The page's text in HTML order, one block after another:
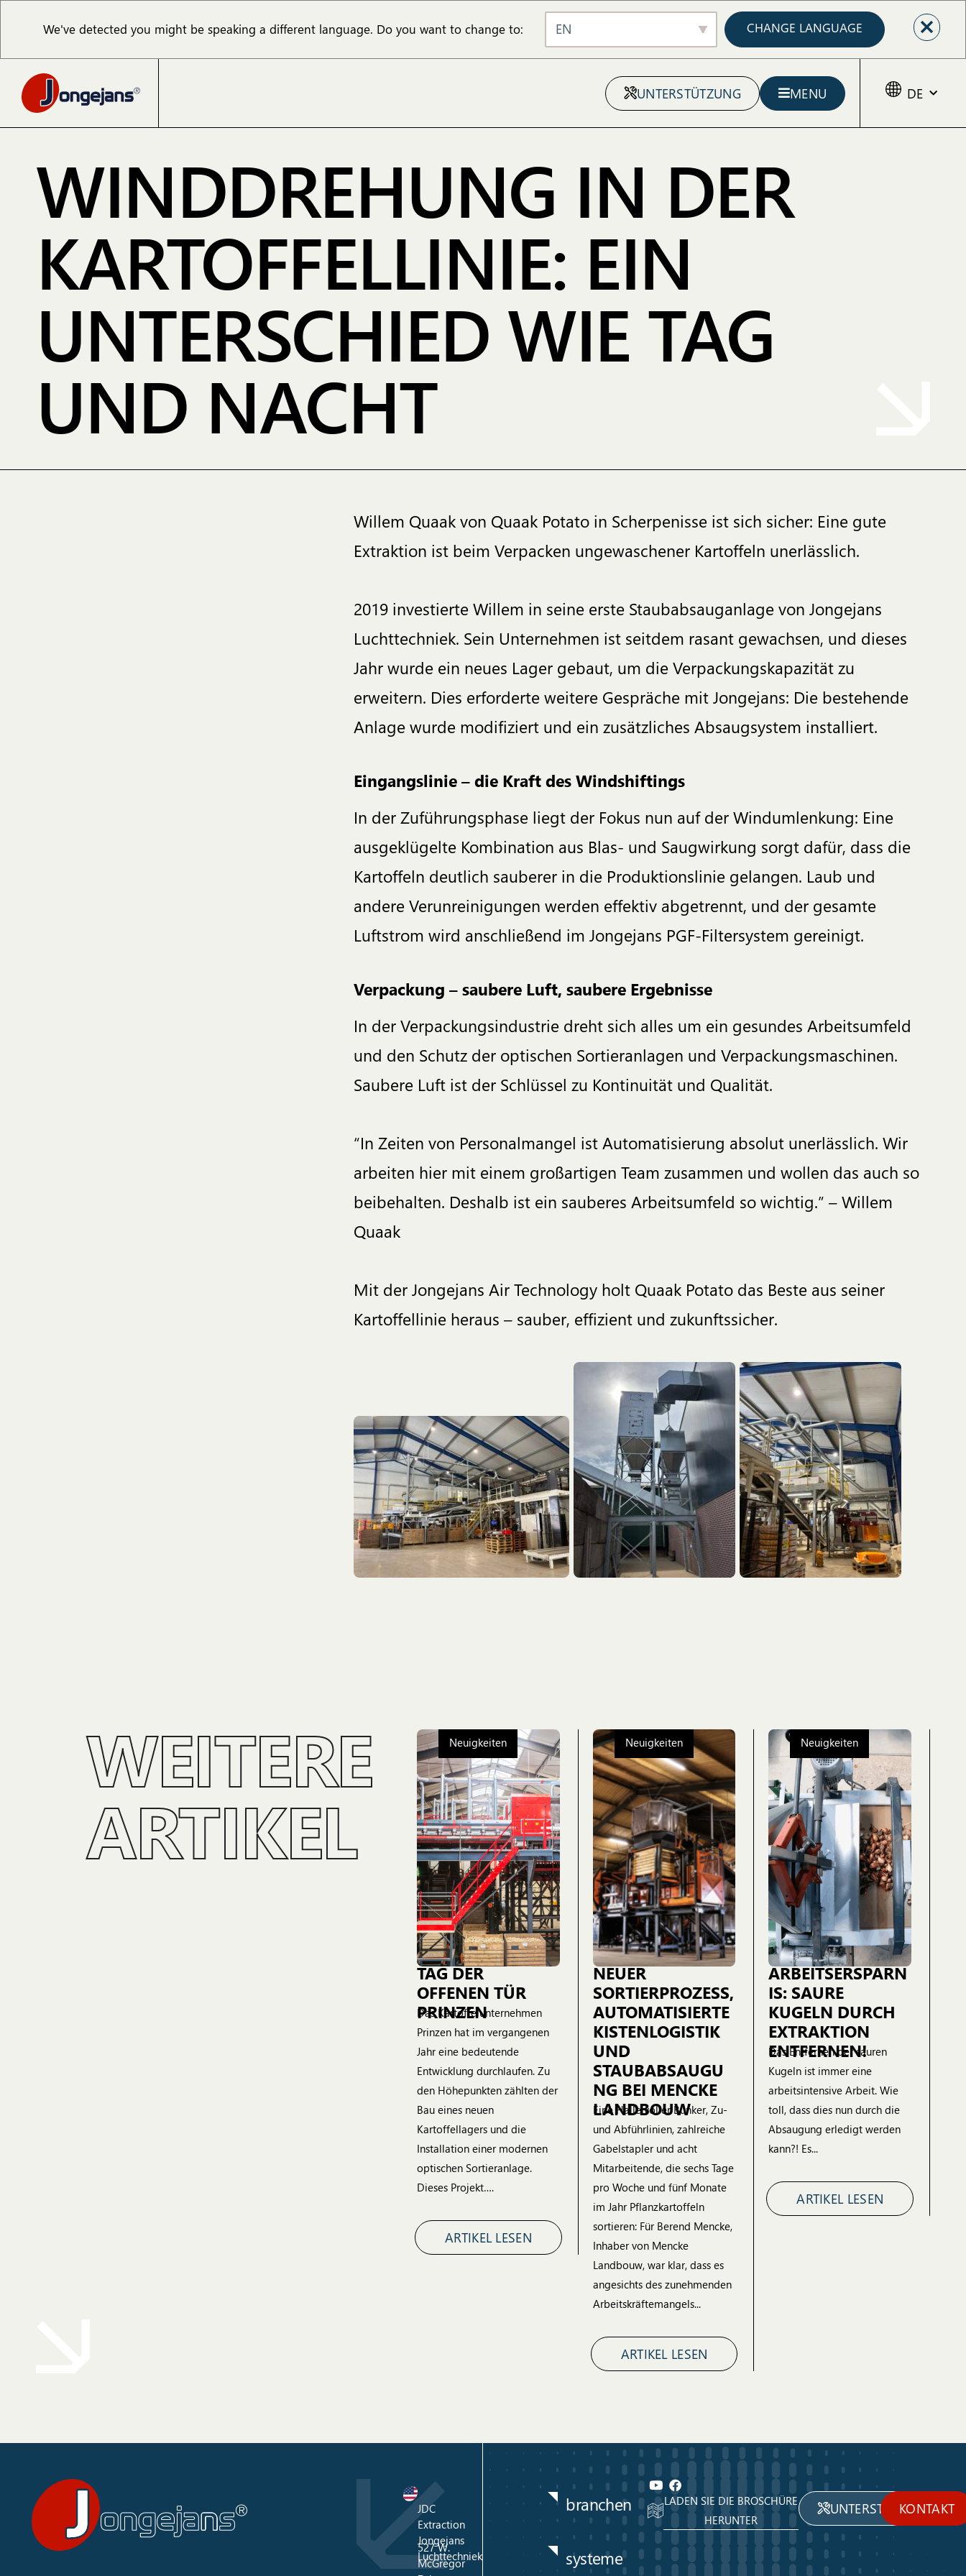
We've detected you might be speaking a different language. Do you want to change to: EN CHANGE LANGUAGE
UNTERSTÜTZUNG MENU DE
WINDDREHUNG IN DER
KARTOFFELLINIE: EIN
UNTERSCHIED WIE TAG
UND NACHT
Willem Quaak von Quaak Potato in Scherpenisse ist sich sicher: Eine gute
Extraktion ist beim Verpacken ungewaschener Kartoffeln unerlässlich.
2019 investierte Willem in seine erste Staubabsauganlage von Jongejans
Luchttechniek. Sein Unternehmen ist seitdem rasant gewachsen, und dieses
Jahr wurde ein neues Lager gebaut, um die Verpackungskapazität zu
erweitern. Dies erforderte weitere Gespräche mit Jongejans: Die bestehende
Anlage wurde modifiziert und ein zusätzliches Absaugsystem installiert.
Eingangslinie – die Kraft des Windshiftings
In der Zuführungsphase liegt der Fokus nun auf der Windumlenkung: Eine
ausgeklügelte Kombination aus Blas- und Saugwirkung sorgt dafür, dass die
Kartoffeln deutlich sauberer in die Produktionslinie gelangen. Laub und
andere Verunreinigungen werden effektiv abgetrennt, und der gesamte
Luftstrom wird anschließend im Jongejans PGF-Filtersystem gereinigt.
Verpackung – saubere Luft, saubere Ergebnisse
In der Verpackungsindustrie dreht sich alles um ein gesundes Arbeitsumfeld
und den Schutz der optischen Sortieranlagen und Verpackungsmaschinen.
Saubere Luft ist der Schlüssel zu Kontinuität und Qualität.
“In Zeiten von Personalmangel ist Automatisierung absolut unerlässlich. Wir
arbeiten hier mit einem großartigen Team zusammen und wollen das auch so
beibehalten. Deshalb ist ein sauberes Arbeitsumfeld so wichtig.” – Willem
Quaak
Mit der Jongejans Air Technology holt Quaak Potato das Beste aus seiner
Kartoffellinie heraus – sauber, effizient und zukunftssicher.
WEITERE
ARTIKEL
Neuigkeiten
TAG DER
OFFENEN TÜR
PRINZEN
Das Kartoffelunternehmen
Prinzen hat im vergangenen
Jahr eine bedeutende
Entwicklung durchlaufen. Zu
den Höhepunkten zählten der
Bau eines neuen
Kartoffellagers und die
Installation einer modernen
optischen Sortieranlage.
Dieses Projekt….
ARTIKEL LESEN
Neuigkeiten
NEUER
SORTIERPROZESS,
AUTOMATISIERTE
KISTENLOGISTIK
UND
STAUBABSAUGU
NG BEI MENCKE
LANDBOUW
Eine Halle voller Bunker, Zu-
und Abführlinien, zahlreiche
Gabelstapler und acht
Mitarbeitende, die sechs Tage
pro Woche und fünf Monate
im Jahr Pflanzkartoffeln
sortieren: Für Berend Mencke,
Inhaber von Mencke
Landbouw, war klar, dass es
angesichts des zunehmenden
Arbeitskräftemangels...
ARTIKEL LESEN
Neuigkeiten
ARBEITSERSPARN
IS: SAURE
KUGELN DURCH
EXTRAKTION
ENTFERNEN!
Das Entfernen der sauren
Kugeln ist immer eine
arbeitsintensive Arbeit. Wie
toll, dass dies nun durch die
Absaugung erledigt werden
kann?! Es...
ARTIKEL LESEN
Jongejans
Luchttechniek
JDC
Extraction
527 W.
McGregor
branchen
systeme
LADEN SIE DIE BROSCHÜRE
HERUNTER
UNTERSTÜTZUNG
KONTAKT